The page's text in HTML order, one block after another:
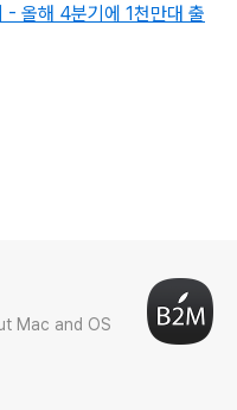
- 올해 4분기에 1천만대 출
Mac and OS